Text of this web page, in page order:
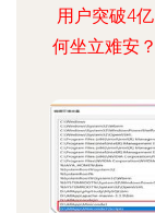
用户突破4
何坐立难安